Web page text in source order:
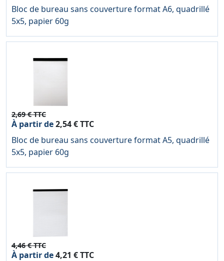
Bloc de bureau sans couverture format A6, quadrillé
5x5, papier 60g
2,69 € TTC
À partir de2,54 € TTC
Bloc de bureau sans couverture format A5, quadrillé
5x5, papier 60g
4,46 € TTC
À partir de4,21 € TTC